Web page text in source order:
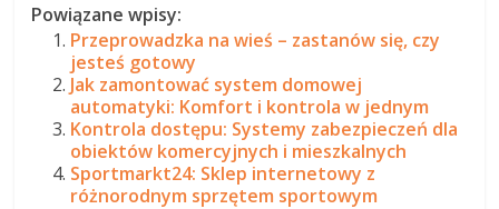
Powiązane wpisy:
Przeprowadzka na wieś – zastanów się, czy
jesteś gotowy
Jak zamontować system domowej
automatyki: Komfort i kontrola w jednym
Kontrola dostępu: Systemy zabezpieczeń dla
obiektów komercyjnych i mieszkalnych
Sportmarkt24: Sklep internetowy z
różnorodnym sprzętem sportowym